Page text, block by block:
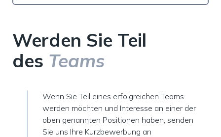
Werden Sie Teil
des Teams
Wenn Sie Teil eines erfolgreichen Teams
werden möchten und Interesse an einer der
oben genannten Positionen haben, senden
Sie uns Ihre Kurzbewerbung an